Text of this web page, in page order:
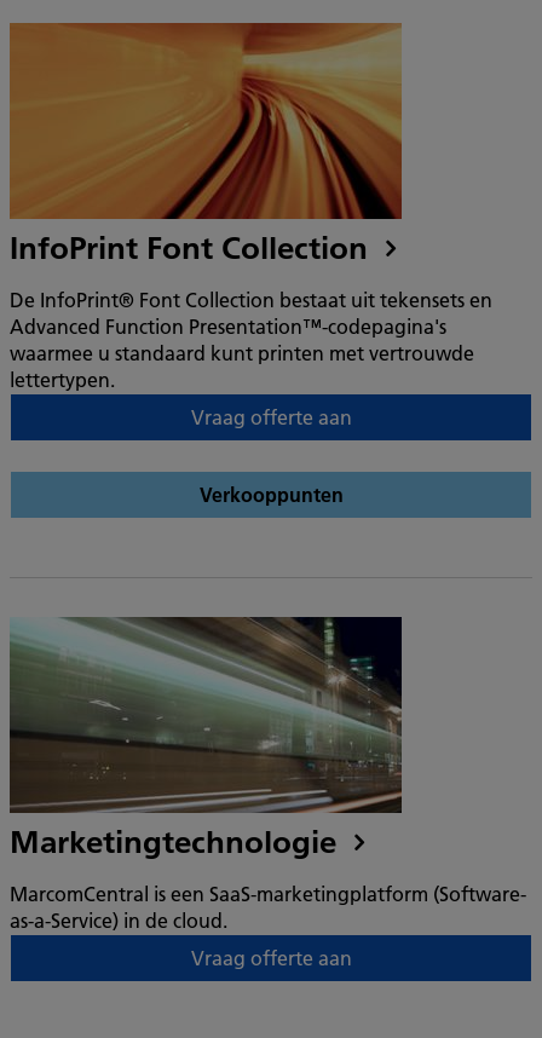
InfoPrint Font Collection
De InfoPrint® Font Collection bestaat uit tekensets en
Advanced Function Presentation™-codepagina's
waarmee u standaard kunt printen met vertrouwde
lettertypen.
Vraag offerte aan
Verkooppunten
Marketingtechnologie
MarcomCentral is een SaaS-marketingplatform (Software-
as-a-Service) in de cloud.
Vraag offerte aan